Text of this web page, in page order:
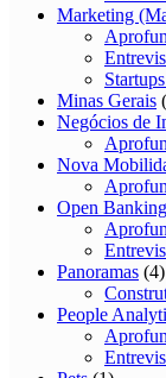
Marketing
Minas Gerais
Negócios de
Nova
Open Banking
Panoramas (4)
People